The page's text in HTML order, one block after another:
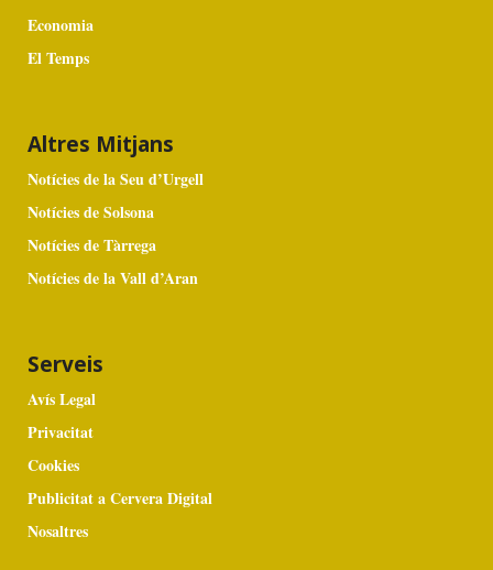
Economia
El Temps
Altres Mitjans
Notícies de la Seu d’Urgell
Notícies de Solsona
Notícies de Tàrrega
Notícies de la Vall d’Aran
Serveis
Avís Legal
Privacitat
Cookies
Publicitat a Cervera Digital
Nosaltres